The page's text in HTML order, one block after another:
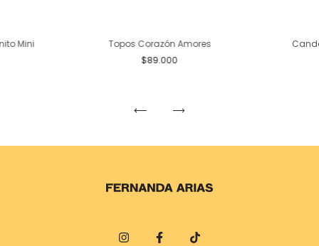
Mini
Topos Corazón Amores
$89.000